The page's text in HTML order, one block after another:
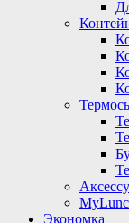
Экономка